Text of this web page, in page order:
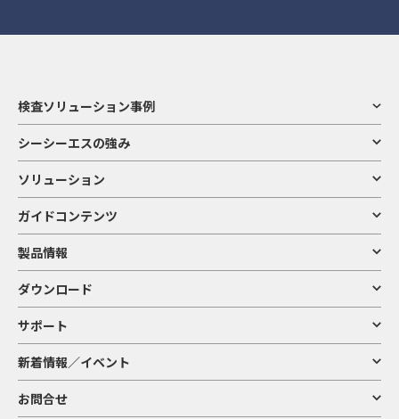
検査ソリューション事例
シーシーエスの強み
ソリューション
ガイドコンテンツ
製品情報
ダウンロード
サポート
新着情報／イベント
お問合せ